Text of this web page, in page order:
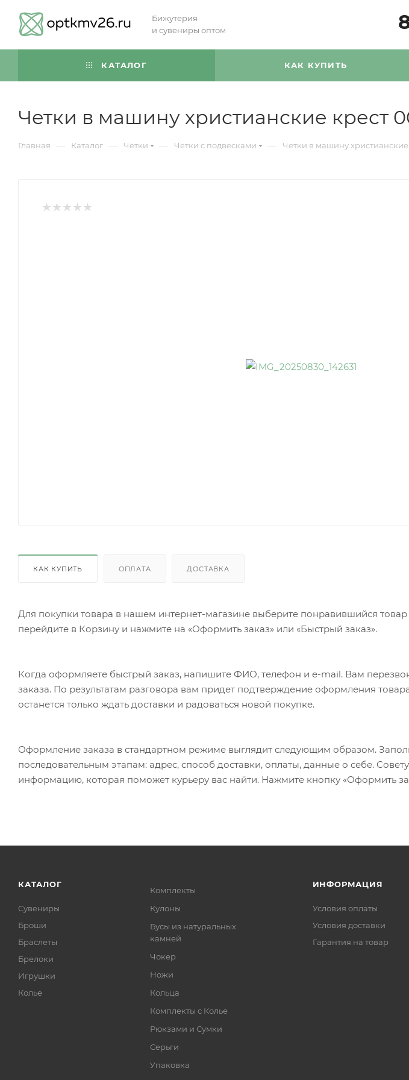
Бижутерия
и сувениры оптом
КАТАЛОГ КАК КУПИТЬ
Четки в машину христианские крест
Главная — Каталог — Чётки — Четки с подвесками — Четки в машину христианские
КАК КУПИТЬ ОПЛАТА ДОСТАВКА
Для покупки товара в нашем интернет-магазине выберите понравившийся товар
перейдите в Корзину и нажмите на «Оформить заказ» или «Быстрый заказ».
Когда оформляете быстрый заказ, напишите ФИО, телефон и e-mail. Вам
заказа. По результатам разговора вам придет подтверждение оформления
останется только ждать доставки и радоваться новой покупке.
Оформление заказа в стандартном режиме выглядит следующим образом.
последовательным этапам: адрес, способ доставки, оплаты, данные о себе.
информацию, которая поможет курьеру вас найти. Нажмите кнопку «Оформить
КАТАЛОГ
Сувениры
Броши
Браслеты
Брелоки
Игрушки
Колье
Комплекты
Кулоны
Бусы из натуральных
камней
Чокер
Ножи
Кольца
Комплекты с Колье
Рюкзами и Сумки
Серьги
Упаковка
ИНФОРМАЦИЯ
Условия оплаты
Условия доставки
Гарантия на товар